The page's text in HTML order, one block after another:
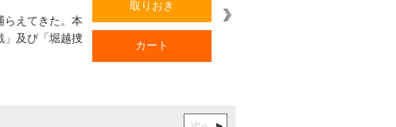
取りおき
カート
らえてきた。本
」及び「堀越捜